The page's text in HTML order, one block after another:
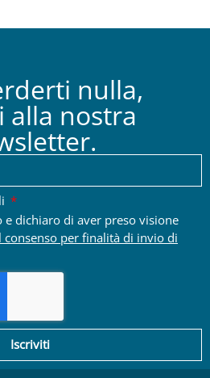
nulla,
alla nostra
dichiaro di aver preso visione
consenso per finalità di invio di
Iscriviti